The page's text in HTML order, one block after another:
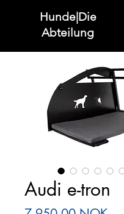
Hunde|Die
Abteilung
Audi e-tron